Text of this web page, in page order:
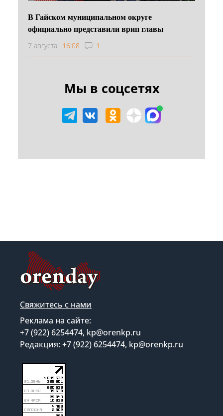
В Гайском муниципальном округе
официально представили врип главы
7 августа 16:08 1
Мы в соцсетях
Свяжитесь с нами
Реклама на сайте:
+7 (922) 6254474, kp@orenkp.ru
Редакция: +7 (922) 6254474, kp@orenkp.ru